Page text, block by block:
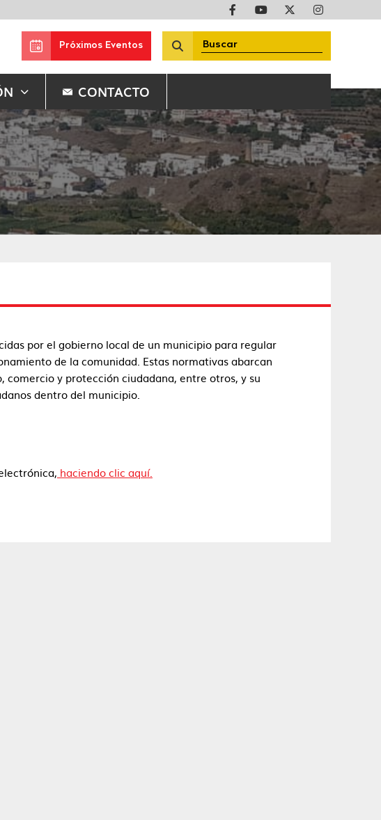
Próximos Eventos
CONTACTO
por el gobierno local de un municipio para regular
de la comunidad. Estas normativas abarcan
y protección ciudadana, entre otros, y su
dentro del municipio.
haciendo clic aquí.